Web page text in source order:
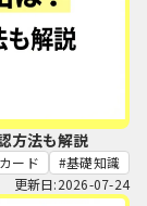
方法も解説
ード
基礎知識
更新日:2026-07-24